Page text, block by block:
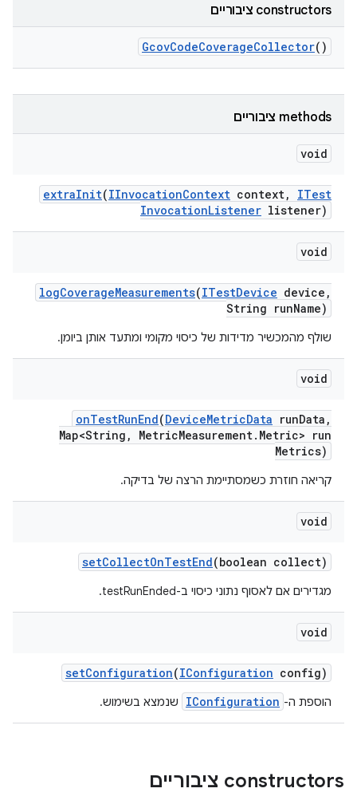
‫constructors ציבוריים
GcovCodeCoverageCollector()
‫methods ציבוריים
void
extraInit(IInvocationContext context,
ITest
InvocationListener listener)
void
logCoverageMeasurements(ITestDevice device ,
String runName)
שולף מהמכשיר מדידות של כיסוי מקומי ומתעד אותן ביומן.
void
onTestRunEnd(DeviceMetricData runData ,
Map<String , MetricMeasurement. Metric> run
Metrics)
קריאה חוזרת כשמסתיימת הרצה של בדיקה.
void
setCollectOnTestEnd(boolean collect)
מגדירים אם לאסוף נתוני כיסוי ב-testRunEnded.
void
setConfiguration(IConfiguration config)
הוספת ה- IConfiguration שנמצא בשימוש.
‫constructors ציבוריים